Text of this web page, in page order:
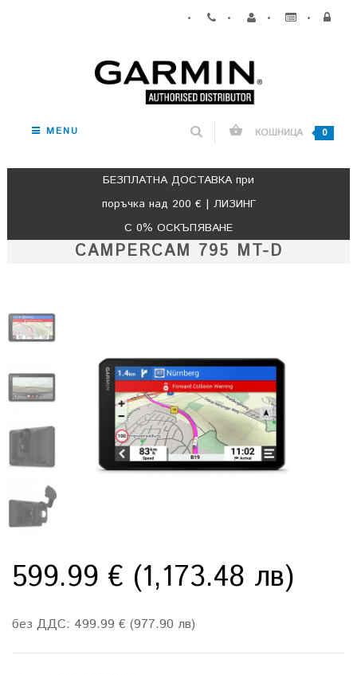
• • • •
MENU КОШНИЦА 0
БЕЗПЛАТНА ДОСТАВКА при
поръчка над 200 € | ЛИЗИНГ
С 0% ОСКЪПЯВАНЕ
CAMPERCAM 795 MT-D
599.99 € (1,173.48 лв)
без ДДС: 499.99 € (977.90 лв)